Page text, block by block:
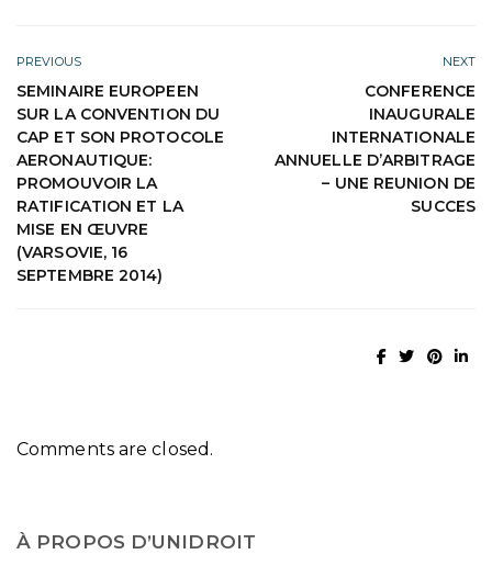
PREVIOUS
SEMINAIRE EUROPEEN
SUR LA CONVENTION DU
CAP ET SON PROTOCOLE
AERONAUTIQUE:
PROMOUVOIR LA
RATIFICATION ET LA
MISE EN ŒUVRE
(VARSOVIE, 16
SEPTEMBRE 2014)
NEXT
CONFERENCE
INAUGURALE
INTERNATIONALE
ANNUELLE D’ARBITRAGE
– UNE REUNION DE
SUCCES
Comments are closed.
À PROPOS D’UNIDROIT